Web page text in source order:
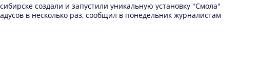
создали и запустили уникальную установку "Смола"
в несколько раз, сообщил в понедельник журналистам